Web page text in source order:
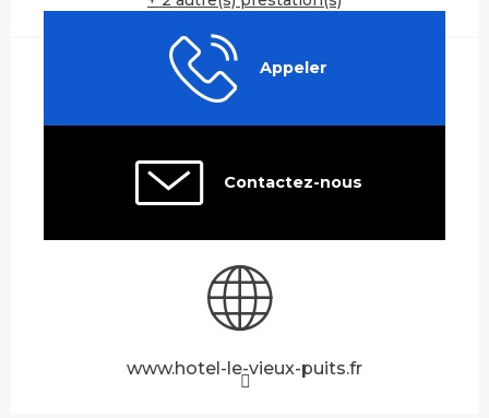
Appeler
Contactez-nous
www.hotel-le-vieux-puits.fr